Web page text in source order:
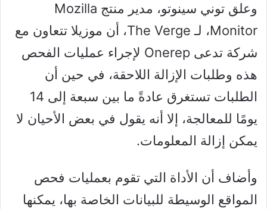
وعلق توني سينوتو، مدير منتج Mozilla
Monitor، لـ The Verge، أن موزيلا تتعاون مع
شركة تدعى Onerep لإجراء عمليات الفحص
هذه وطلبات الإزالة اللاحقة، في حين أن
الطلبات تستغرق عادةً ما بين سبعة إلى 14
يومًا للمعالجة، إلا أنه يقول في بعض الأحيان لا
يمكن إزالة المعلومات.
وأضاف أن الأداة التي تقوم بعمليات فحص
المواقع الوسيطة للبيانات الخاصة بها، يمكنها